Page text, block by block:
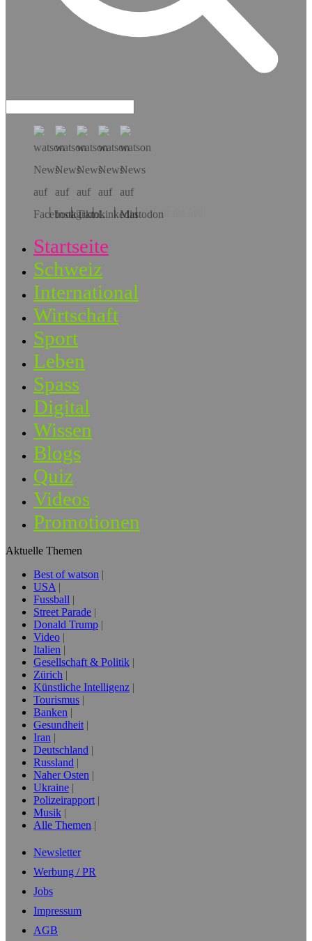
Hol dir die App!
Startseite
Schweiz
International
Wirtschaft
Sport
Leben
Spass
Digital
Wissen
Blogs
Quiz
Videos
Promotionen
Aktuelle Themen
Best of watson
USA
Fussball
Street Parade
Donald Trump
Video
Italien
Gesellschaft & Politik
Zürich
Künstliche Intelligenz
Tourismus
Banken
Gesundheit
Iran
Deutschland
Russland
Naher Osten
Ukraine
Polizeirapport
Musik
Alle Themen
Newsletter
Werbung / PR
Jobs
Impressum
AGB